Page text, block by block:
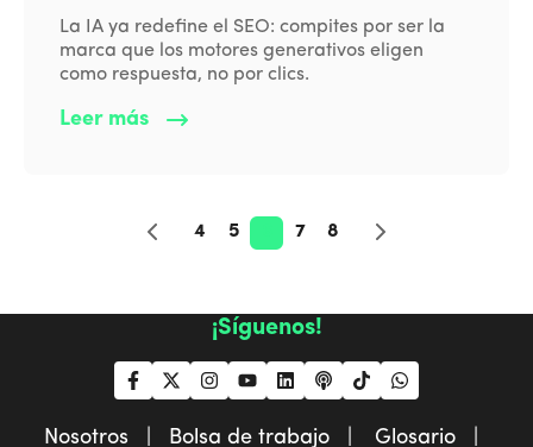
La IA ya redefine el SEO: compites por ser la
marca que los motores generativos eligen
como respuesta, no por clics.
Leer más
4 5 7 8
¡Síguenos!
Nosotros | Bolsa de trabajo | Glosario |